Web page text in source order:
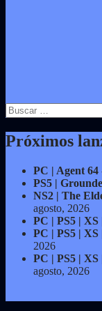
Buscar:
Próximos
PC | Agent 64
PS5 |
NS2 | The
agosto, 2026
PC | PS5 |
PC | PS5 |
2026
PC | PS5 |
agosto, 2026